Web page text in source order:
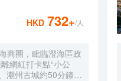
HKD 732+/人
商圈，毗臨澄海區政
網紅打卡點“小公
潮州古城約50分鐘。